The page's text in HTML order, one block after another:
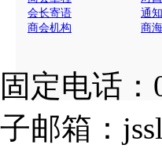
会长寄语
商会机构
通
商
固定电话
子邮箱：